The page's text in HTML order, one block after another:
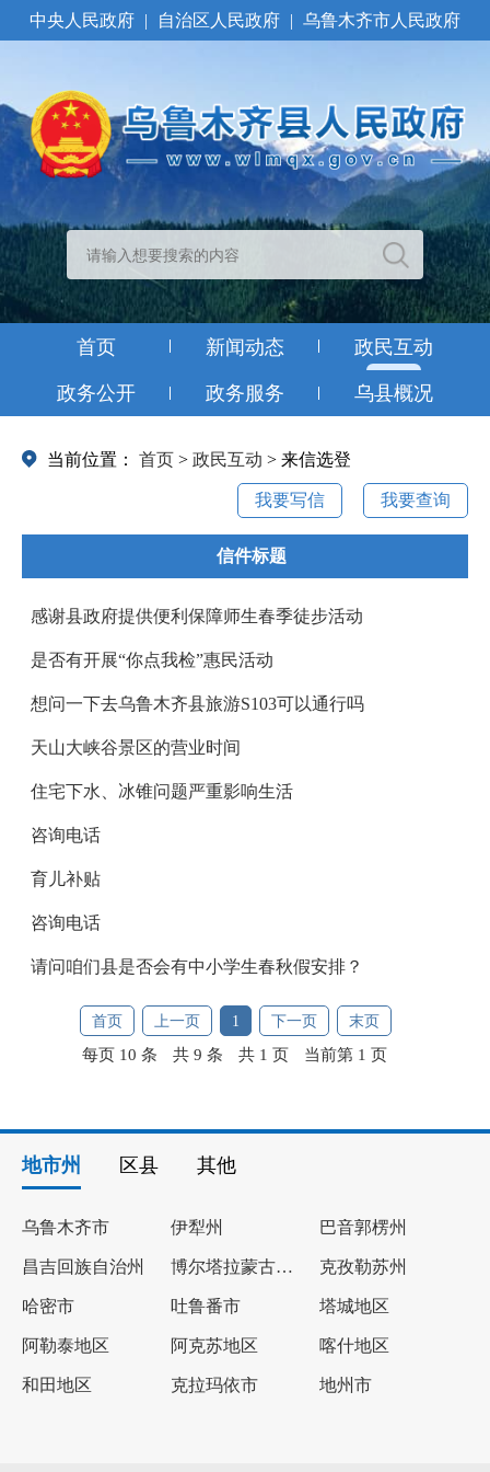
中央人民政府 | 自治区人民政府 | 乌鲁木齐市人民政府
首页 新闻动态 政民互动
政务公开 政务服务 乌县概况
当前位置： 首页 > 政民互动 > 来信选登
我要写信 我要查询
信件标题
感谢县政府提供便利保障师生春季徒步活动
是否有开展“你点我检”惠民活动
想问一下去乌鲁木齐县旅游S103可以通行吗
天山大峡谷景区的营业时间
住宅下水、冰锥问题严重影响生活
咨询电话
育儿补贴
咨询电话
请问咱们县是否会有中小学生春秋假安排？
首页 上一页 1 下一页 末页
每页 10 条 共 9 条 共 1 页 当前第 1 页
地市州 区县 其他
乌鲁木齐市 伊犁州 巴音郭楞州
昌吉回族自治州 博尔塔拉蒙古自治州 克孜勒苏州
哈密市 吐鲁番市 塔城地区
阿勒泰地区 阿克苏地区 喀什地区
和田地区 克拉玛依市 地州市